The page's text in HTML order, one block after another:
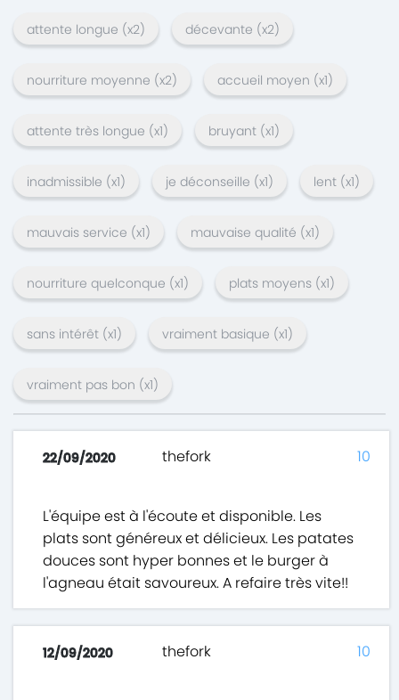
attente longue (x2) décevante (x2)
nourriture moyenne (x2) accueil moyen (x1)
attente très longue (x1) bruyant (x1)
inadmissible (x1) je déconseille (x1) lent (x1)
mauvais service (x1) mauvaise qualité (x1)
nourriture quelconque (x1) plats moyens (x1)
sans intérêt (x1) vraiment basique (x1)
vraiment pas bon (x1)
22/09/2020 thefork
L'équipe est à l'écoute et disponible. Les
plats sont généreux et délicieux. Les patates
douces sont hyper bonnes et le burger à
l'agneau était savoureux. A refaire très vite!!
10
12/09/2020 thefork 10